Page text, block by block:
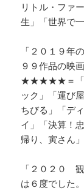
リトル・ファ
生」「世界で
「２０１９年
９９作品の映
★★★★★＝「ボ
ック」「運び
ちびる」「デ
イ」「決算！
帰り、寅さん」
「２０２０
は６度でした。